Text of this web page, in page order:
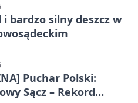
i bardzo silny deszcz w
Puchar Polski:
Sącz – Rekord